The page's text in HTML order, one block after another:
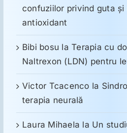
confuziilor privind guta
antioxidant
Bibi bosu laTerapia cu
Naltrexon (LDN) pentru
Victor Tcacenco la
terapia neurală
Laura Mihaela la Un